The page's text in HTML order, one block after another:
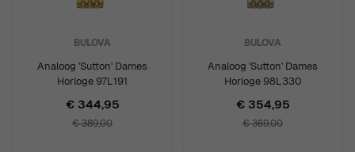
BULOVA
Analoog 'Sutton' Dames
Horloge 97L191
€ 344,95
€ 389,00
BULOVA
Analoog 'Sutton' Dames
Horloge 98L330
€ 354,95
€ 369,00